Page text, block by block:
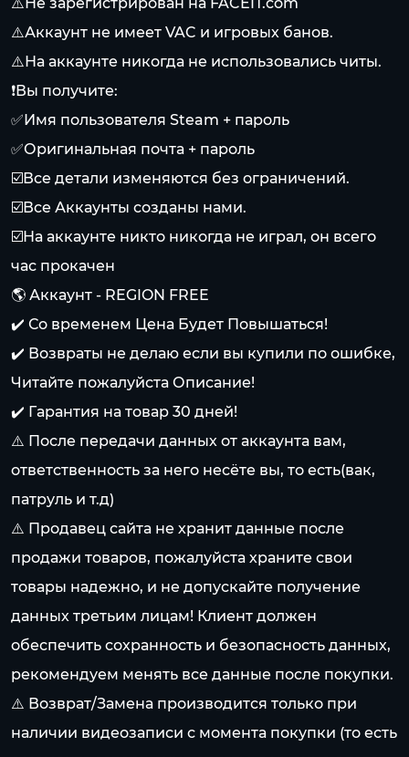
⚠️Аккаунт не имеет VAC и игровых банов.
⚠️На аккаунте никогда не использовались читы.
❗Вы получите:
✅Имя пользователя Steam + пароль
✅Оригинальная почта + пароль
☑️Все детали изменяются без ограничений.
☑️Все Аккаунты созданы нами.
☑️На аккаунте никто никогда не играл, он всего
час прокачен
🌎 Аккаунт - REGION FREE
✔️ Со временем Цена Будет Повышаться!
✔️ Возвраты не делаю если вы купили по ошибке,
Читайте пожалуйста Описание!
✔️ Гарантия на товар 30 дней!
⚠️ После передачи данных от аккаунта вам,
ответственность за него несёте вы, то есть(вак,
патруль и т.д)
⚠️ Продавец сайта не хранит данные после
продажи товаров, пожалуйста храните свои
товары надежно, и не допускайте получение
данных третьим лицам! Клиент должен
обеспечить сохранность и безопасность данных,
рекомендуем менять все данные после покупки.
⚠️ Возврат/Замена производится только при
наличии видеозаписи с момента покупки (то есть